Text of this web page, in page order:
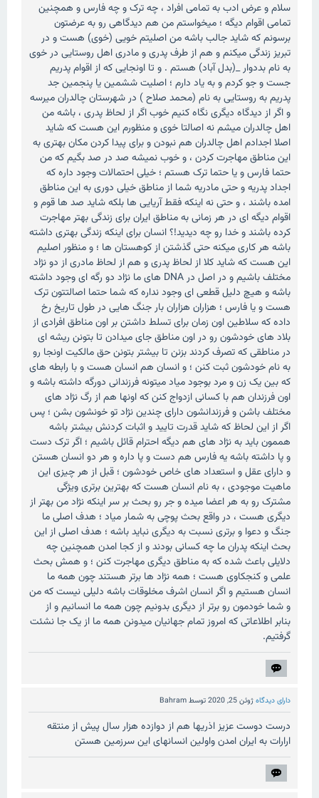
سلام و عرض ادب به تمامی افراد ، چه ترک و چه فارس و همچنین
تمامی اقوام دیگه ؛ میخواستم من هم دیدگاهی رو به عرضتون
برسونم که شاید جالب باشه من اصلیتم خویی (خوی) هست و در
تبریز زندگی میکنم و هم از طرف پدری و مادری اهل روستایی در خوی
به نام بددوار _(بدل آباد) هستم . و تا اونجایی که از اقوام پدریم
جست و جو کردم و به یاد دارم ؛ اصلیت ششمین یا پنجمین جد
پدریم به روستایی به نام (محمد صلاح ) در شهرستان چالدران میرسه
و اگر از دیدگاه دیگری نگاه کنیم خوب اگر از لحاظ پدری ، باشه من
اهل چالدران میشم نه اصالتا خوی و منظورم این هست که شاید
اصلا اجدادم اهل چالدران هم نبودن و برای پیدا کردن مکان بهتری به
این مناطق مهاجرت کردن ، و خوب نمیشه صد در صد بگیم که من
حتما فارس و یا حتما ترک هستم ؛ خیلی احتمالات وجود داره که
اجداد پدریه و حتی مادریه شما از مناطق خیلی دوری به این مناطق
امده باشند ، و حتی نه اینکه فقط آریایی ها بلکه شاید صد ها قوم و
اقوام دیگه ای در هر زمانی به مناطق ایران برای زندگی بهتر مهاجرت
کرده باشند و خدا رو چه دیدید!؟ انسان برای اینکه زندگی بهتری داشته
باشه هر کاری میکنه حتی گذشتن از کوهستان ها ؛ و منظور اصلیم
این هست که شاید کلا از لحاظ پدری و هم از لحاظ مادری از دو نژاد
مختلف باشیم و در اصل در DNA های ما نژاد دو رگه ای وجود داشته
باشه و هیچ دلیل قطعی ای وجود نداره که شما حتما اصالتتون ترک
هست و یا فارس ؛ هزاران هزاران بار جنگ هایی در طول تاریخ رخ
داده که سلاطین اون زمان برای تسلط داشتن بر اون مناطق افرادی از
بلاد های خودشون رو در اون مناطق جای میدادن تا بتونن ریشه ای
در مناطقی که تصرف کردند بزنن تا بیشتر بتونن حق مالکیت اونجا رو
به نام خودشون ثبت کنن ؛ و انسان هم انسان هست و با رابطه های
که بین یک زن و مرد بوجود میاد میتونه فرزندانی دورگه داشته باشه و
اون فرزندان هم با کسانی ازدواج کنن که اونها هم از رگ نژاد های
مختلف باشن و فرزندانشون دارای چندین نژاد تو خونشون بشن ؛ پس
اگر از این لحاظ که شاید قدرت تایید و اثبات کردنش بیشتر باشه
هممون باید به نژاد های هم دیگه احترام قائل باشیم ؛ اگر ترک دست
و پا داشته باشه یه فارس هم دست و پا داره و هر دو انسان هستن
و دارای عقل و استعداد های خاص خودشون ؛ قبل از هر چیزی این
ماهیت موجودی ، به نام انسان هست که بهترین برتری ویژگی
مشترک رو به هر اعضا میده و جر رو بحث بر سر اینکه نژاد من بهتر از
دیگری هست ، در واقع بحث پوچی به شمار میاد ؛ هدف اصلی ما
جنگ و دعوا و برتری نسبت به دیگری نباید باشه ؛ هدف اصلی از این
بحث اینکه پدران ما چه کسانی بودند و از کجا امدن همچنین چه
دلایلی باعث شده که به مناطق دیگری مهاجرت کنن ؛ و همش بحث
علمی و کنجکاوی هست ؛ همه نژاد ها برتر هستند چون همه ما
انسان هستیم و اگر انسان اشرف مخلوقات باشه دلیلی نیست که من
و شما خودمون رو برتر از دیگری بدونیم چون همه ما انسانیم و از
بنابر اطلاعاتی که امروز تمام جهانیان میدونن همه ما از یک جا نشئت
گرفتیم.
دارای دیدگاهژوئن 25, 2020 توسطBahram
درست دوست عزیز اذریها هم از دوازده هزار سال پیش از منتقه
ارارات به ایران امدن واولین انسانهای این سرزمین هستن